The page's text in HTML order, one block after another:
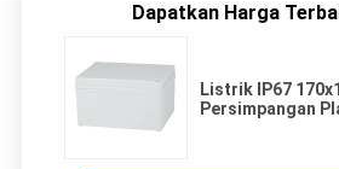
Dapatkan Harga
Listrik IP67
Persimpangan